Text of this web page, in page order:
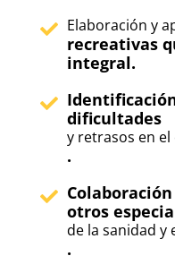
Elaboración y
recreativas
integral.
dificultades
y retrasos en
.
otros
de la sanidad y
.